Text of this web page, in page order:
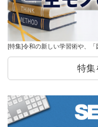
[特集]令和の新しい学習術や、
特集